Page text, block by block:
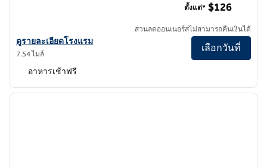
ดูรายละเอียดโรงแรม Hampton Inn & Suites San Luis Obispo
ดูรายละเอียดโรงแรม
7.54 ไมล์
ตั้งแต่* $126
ส่วนลดออนเนอร์สไม่สามารถคืนเงินได้
เลือกวันที่
อาหารเช้าฟรี
1 จาก 12
ภาพถั